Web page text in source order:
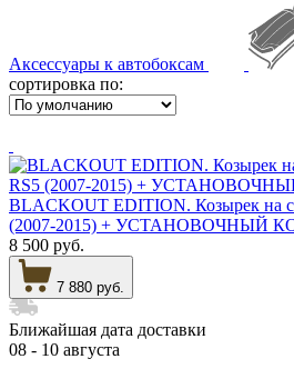
Аксессуары к автобоксам
сортировка по:
BLACKOUT EDITION. Козырек на
(2007-2015) + УСТАНОВОЧНЫЙ
8 500 руб.
7 880 руб.
Ближайшая дата доставки
08 - 10 августа